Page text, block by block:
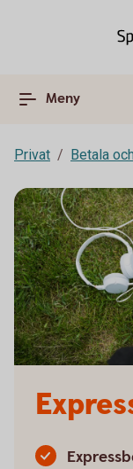
Meny
Privat Betala